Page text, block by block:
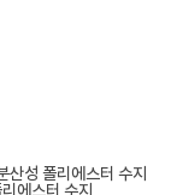
산성 폴리에스터 수지
에스터 수지